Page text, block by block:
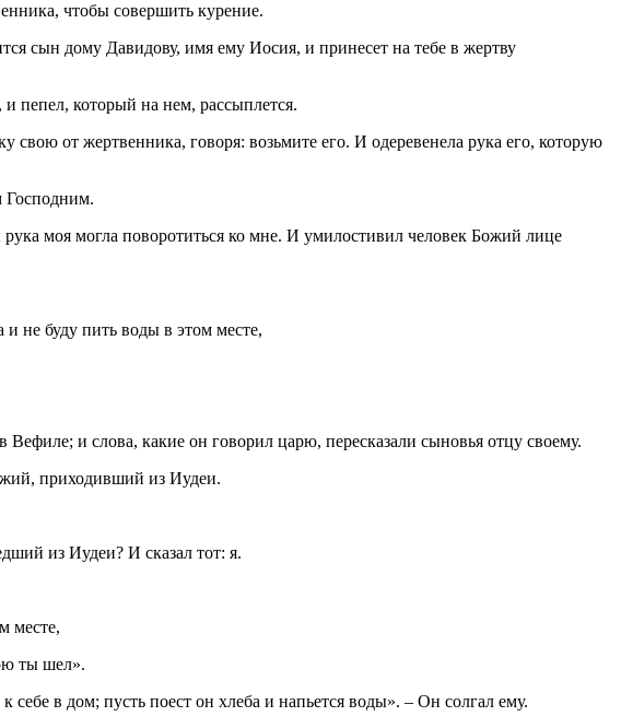
чтобы совершить курение.
сын дому Давидову, имя ему Иосия, и принесет на тебе в жертву
и пепел, который на нем, рассыплется.
от жертвенника, говоря: возьмите его. И одеревенела рука его, которую
Господним.
моя могла поворотиться ко мне. И умилостивил человек Божий лице
не буду пить воды в этом месте,
и слова, какие он говорил царю, пересказали сыновья отцу своему.
приходивший из Иудеи.
из Иудеи? И сказал тот: я.
месте,
ты шел».
в дом; пусть поест он хлеба и напьется воды». – Он солгал ему.